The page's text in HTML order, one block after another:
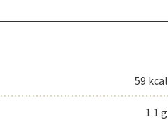
59 kcal
1.1 g